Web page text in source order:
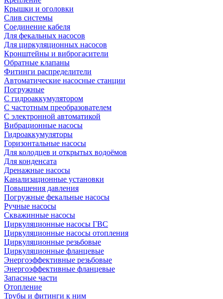
Крышки и оголовки
Слив системы
Соединение кабеля
Для фекальных насосов
Для циркуляционных насосов
Кронштейны и виброгасители
Обратные клапаны
Фитинги распределители
Автоматические насосные станции
Погружные
С гидроаккумулятором
С частотным преобразователем
С электронной автоматикой
Вибрационные насосы
Гидроаккумуляторы
Горизонтальные насосы
Для колодцев и открытых водоёмов
Для конденсата
Дренажные насосы
Канализационные установки
Повышения давления
Погружные фекальные насосы
Ручные насосы
Скважинные насосы
Циркуляционные насосы ГВС
Циркуляционные насосы отопления
Циркуляционные резьбовые
Циркуляционные фланцевые
Энергоэффективные резьбовые
Энергоэффективные фланцевые
Запасные части
Отопление
Трубы и фитинги к ним